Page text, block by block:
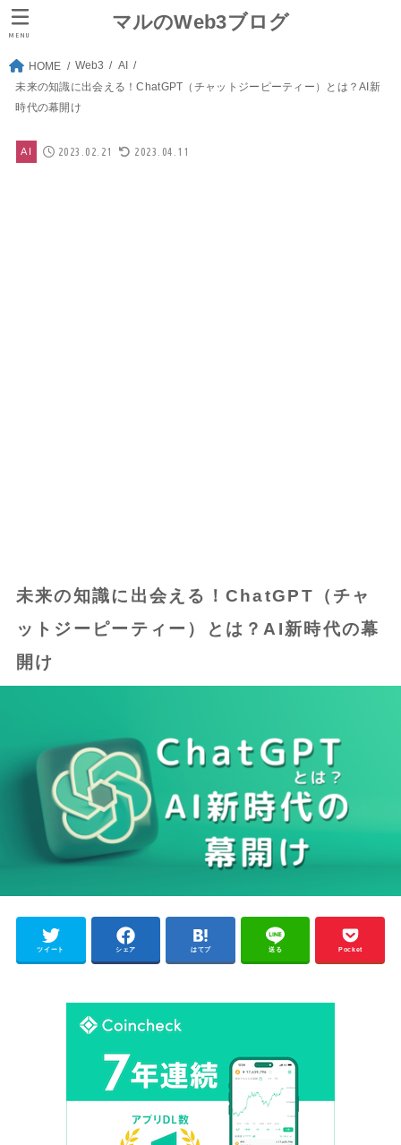
マルのWeb3ブログ
MENU
HOME Web3
AI
未来の知識に出会える！ChatGPT（チャットジーピーティー）とは？AI新
時代の幕開け
AI 2023.02.21 2023.04.11
未来の知識に出会える！ChatGPT（チャ
ットジーピーティー）とは？AI新時代の幕
開け
ツイート シェア はてブ 送る Pocket